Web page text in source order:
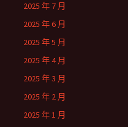
2025 年 7 月
2025 年 6 月
2025 年 5 月
2025 年 4 月
2025 年 3 月
2025 年 2 月
2025 年 1 月